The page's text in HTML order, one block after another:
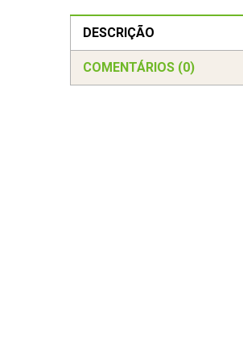
DESCRIÇÃO
COMENTÁRIOS (0)